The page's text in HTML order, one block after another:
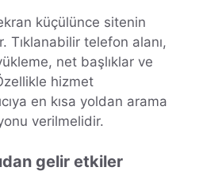
küçülünce sitenin
Tıklanabilir telefon alanı,
net başlıklar ve
hizmet
en kısa yoldan arama
verilmelidir.
gelir etkiler